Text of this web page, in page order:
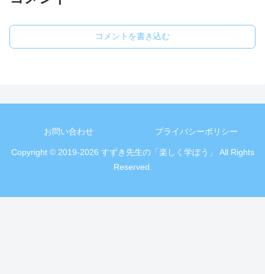
コメントを書き込む
お問い合わせ プライバシーポリシー
Copyright © 2019-2026 すずき先生の「楽しく学ぼう」 All Rights
Reserved.